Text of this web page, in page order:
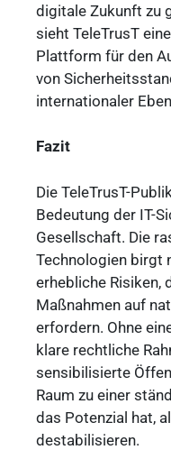
digitale Zukunft zu
sieht TeleTrusT
Plattform für den
von
internationaler
Fazit
Die TeleTrusT-
Bedeutung der IT-
Gesellschaft. Die
Technologien birgt
erhebliche Risiken,
Maßnahmen auf
erfordern. Ohne
klare rechtliche
sensibilisierte
Raum zu einer
das Potenzial hat,
destabilisieren.